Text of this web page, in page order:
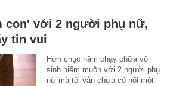
con' với 2 người phụ nữ,
tin vui
Hơn chục năm chạy chữa vô
sinh hiếm muộn với 2 người phụ
nữ mà tôi vẫn chưa có nổi một